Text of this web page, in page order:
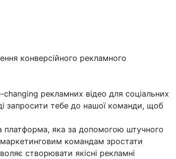
конверсійного рекламного
рекламних відео для соціальних
запросити тебе до нашої команди, щоб
яка за допомогою штучного
командам зростати
створювати якісні рекламні